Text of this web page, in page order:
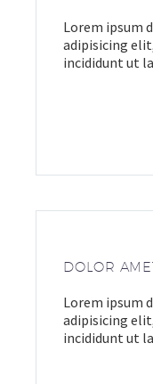
Lorem ipsum
adipisicing
incididunt ut
DOLOR
Lorem ipsum
adipisicing
incididunt ut